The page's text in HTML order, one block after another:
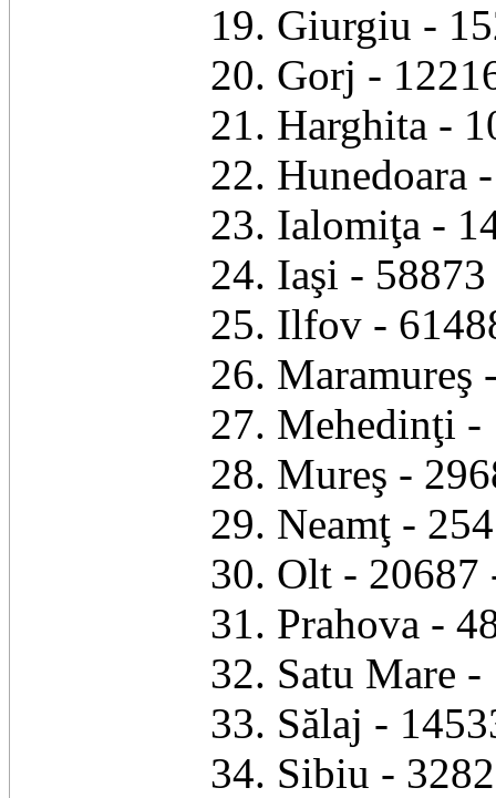
19. Giurgiu -
20. Gorj -
21. Harghita -
22. Hunedoara
23. Ialomiţa -
24. Iaşi -
25. Ilfov -
26. Maramureş
27. Mehedinţi -
28. Mureş -
29. Neamţ -
30. Olt - 20687
31. Prahova -
32. Satu Mare
33. Sălaj -
34. Sibiu -